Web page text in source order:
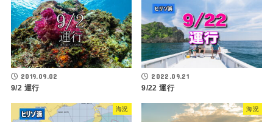
2019.09.02
9/2 運行
2022.09.21
9/22 運行
海況 海況